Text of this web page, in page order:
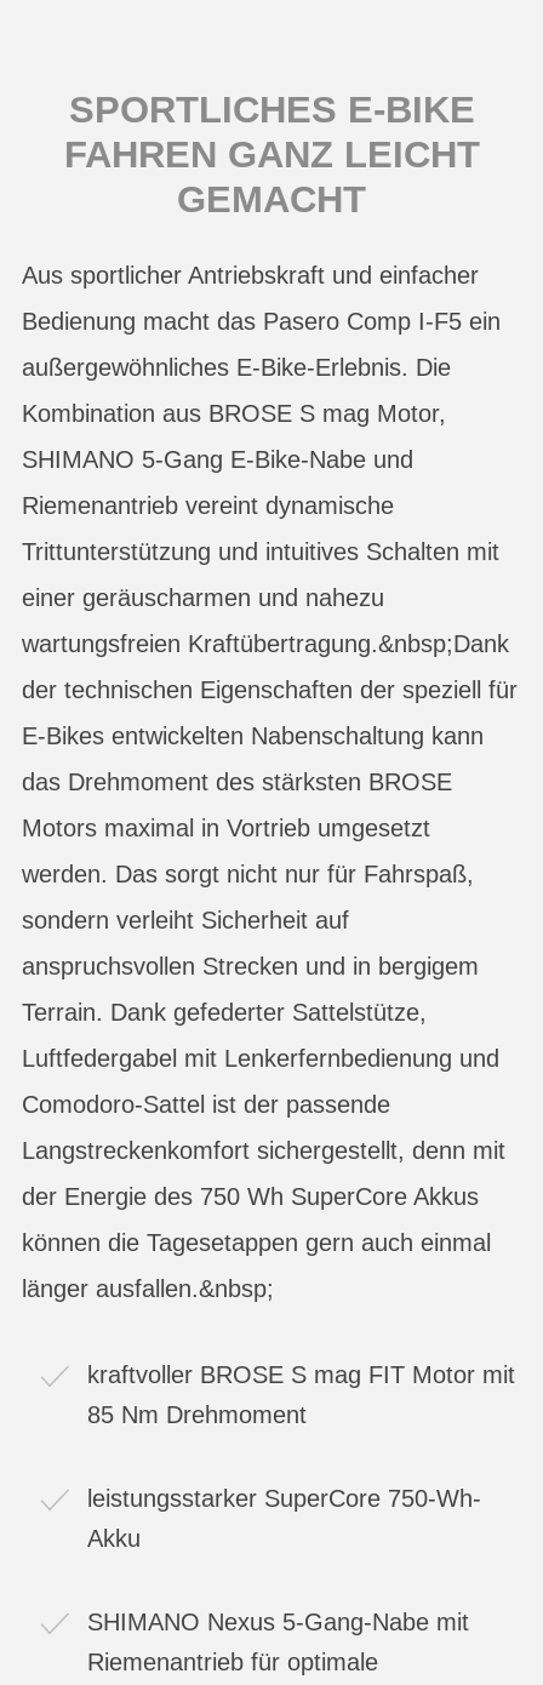
SPORTLICHES E-BIKE
FAHREN GANZ LEICHT
GEMACHT
Aus sportlicher Antriebskraft und einfacher
Bedienung macht das Pasero Comp I-F5 ein
außergewöhnliches E-Bike-Erlebnis. Die
Kombination aus BROSE S mag Motor,
SHIMANO 5-Gang E-Bike-Nabe und
Riemenantrieb vereint dynamische
Trittunterstützung und intuitives Schalten mit
einer geräuscharmen und nahezu
wartungsfreien Kraftübertragung.&nbsp;Dank
der technischen Eigenschaften der speziell für
E-Bikes entwickelten Nabenschaltung kann
das Drehmoment des stärksten BROSE
Motors maximal in Vortrieb umgesetzt
werden. Das sorgt nicht nur für Fahrspaß,
sondern verleiht Sicherheit auf
anspruchsvollen Strecken und in bergigem
Terrain. Dank gefederter Sattelstütze,
Luftfedergabel mit Lenkerfernbedienung und
Comodoro-Sattel ist der passende
Langstreckenkomfort sichergestellt, denn mit
der Energie des 750 Wh SuperCore Akkus
können die Tagesetappen gern auch einmal
länger ausfallen.&nbsp;
kraftvoller BROSE S mag FIT Motor mit
85 Nm Drehmoment
leistungsstarker SuperCore 750-Wh-
Akku
SHIMANO Nexus 5-Gang-Nabe mit
Riemenantrieb für optimale